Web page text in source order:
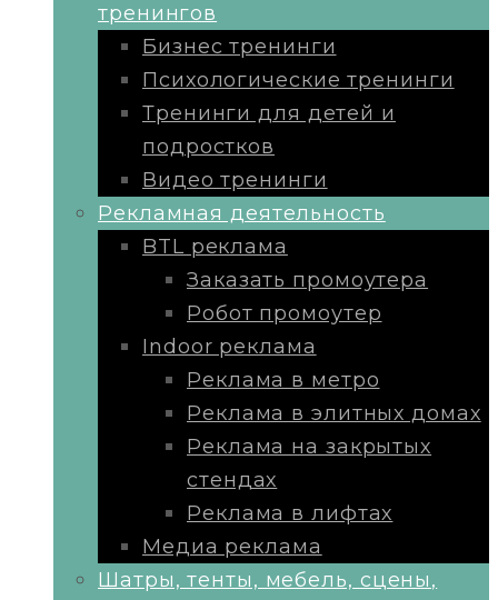
тренингов
Бизнес тренинги
Психологические тренинги
Тренинги для детей и
подростков
Видео тренинги
Рекламная деятельность
BTL реклама
Заказать промоутера
Робот промоутер
Indoor реклама
Реклама в метро
Реклама в элитных домах
Реклама на закрытых
стендах
Реклама в лифтах
Медиа реклама
Шатры, тенты, мебель, сцены,